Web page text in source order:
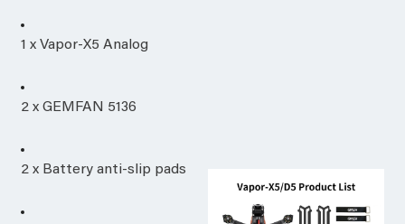
1 x Vapor-X5 Analog
2 x GEMFAN 5136
2 x Battery anti-slip pads